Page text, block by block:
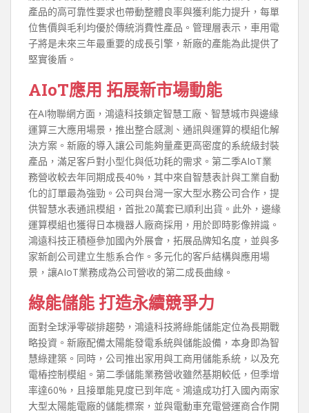
產品的高可靠性要求也帶動整體良率與獲利能力提升，每單
位售價與毛利均優於傳統消費性產品。管理層表示，車用電
子將是未來三年最重要的成長引擎，新廠的產能為此提供了
堅實後盾。
AIoT應用 拓展新市場動能
在AI物聯網方面，鴻遠科技鎖定智慧工廠、智慧城市與邊緣
運算三大應用場景，推出整合感測、通訊與運算的模組化解
決方案。新廠的導入讓公司能夠量產更高密度的系統級封裝
產品，滿足客戶對小型化與低功耗的需求。第二季AIoT業
務營收較去年同期成長40%，其中來自智慧表計與工業自動
化的訂單最為強勁。公司與台灣一家大型水務公司合作，提
供智慧水表通訊模組，首批20萬套已順利出貨。此外，邊緣
運算模組也獲得日本機器人廠商採用，用於即時影像辨識。
鴻遠科技正積極參加國內外展會，拓展品牌知名度，並與多
家新創公司建立生態系合作。多元化的客戶結構與應用場
景，讓AIoT業務成為公司營收的第二成長曲線。
綠能儲能 打造永續競爭力
面對全球淨零碳排趨勢，鴻遠科技將綠能儲能定位為長期戰
略投資。新廠配備太陽能發電系統與儲能設備，本身即為智
慧綠建築。同時，公司推出家用與工商用儲能系統，以及充
電樁控制模組。第二季儲能業務營收雖然基期較低，但季增
率達60%，且接單能見度已到年底。鴻遠成功打入國內兩家
大型太陽能電廠的儲能標案，並與電動車充電營運商合作開